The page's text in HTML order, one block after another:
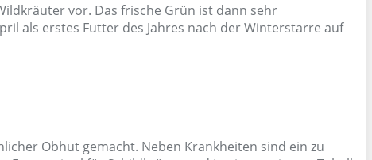
vor. Das frische Grün ist dann sehr
als erstes Futter des Jahres nach der Winterstarre auf
Obhut gemacht. Neben Krankheiten sind ein zu